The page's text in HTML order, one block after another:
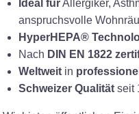
Ideal fürAllergiker,
anspruchsvolle
HyperHEPA®
Nach DIN EN 1822
Weltweitin
Schweizer Qualitätseit